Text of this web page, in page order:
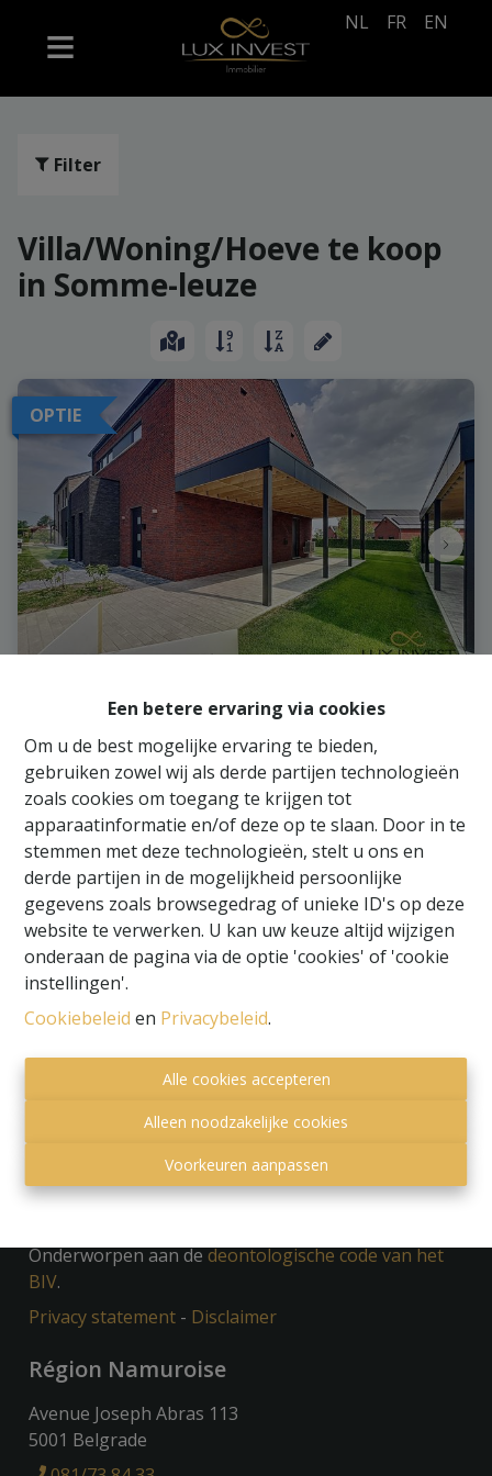
Een betere ervaring via cookies
Om u de best mogelijke ervaring te bieden,
gebruiken zowel wij als derde partijen technologieën
zoals cookies om toegang te krijgen tot
apparaatinformatie en/of deze op te slaan. Door in te
stemmen met deze technologieën, stelt u ons en
derde partijen in de mogelijkheid persoonlijke
gegevens zoals browsegedrag of unieke ID's op deze
website te verwerken. U kan uw keuze altijd wijzigen
onderaan de pagina via de optie 'cookies' of 'cookie
instellingen'.
Cookiebeleid en Privacybeleid.
Alle cookies accepteren
Alleen noodzakelijke cookies
Voorkeuren aanpassen
NL FR EN
Filter
Villa/Woning/Hoeve te koop
in Somme-leuze
OPTIE
Rue du Centre 28, 5377 Somme-Leuze| Ref: 681
€ 390.000
3 1 1 155 m² 500 m²
Toezichthoudende autoriteit:
Beroepsinstituut van Vastgoedmakelaars,
Onderworpen aan dedeontologische code van het
BIV.
Privacy statement - Disclaimer
Région Namuroise
Avenue Joseph Abras 113
5001 Belgrade